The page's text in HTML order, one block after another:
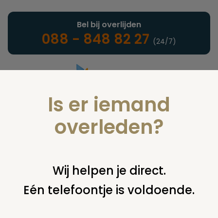
Landelijke uitvaartonderneming
Bel bij overlijden
088 - 848 82 27 (24/7)
U bent hier: home juridisch begraven grafsteen /
graf is aan het verzakken
Is er iemand
overleden?
Wij helpen je direct.
Eén telefoontje is voldoende.